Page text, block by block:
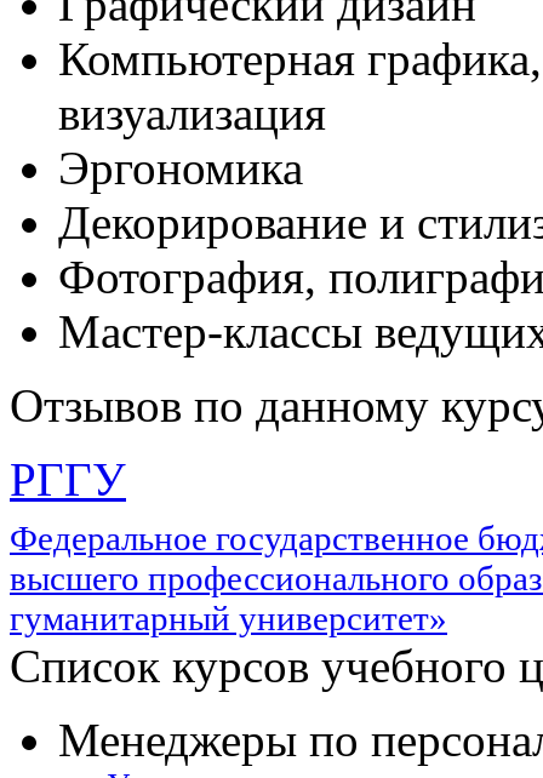
Компьютерная
визуализация
Эргономика
Декорирование и
Фотография,
Мастер-классы
Отзывов по данному
РГГУ
Федеральное государственное
высшего профессионального
гуманитарный университет»
Список курсов учебного
Менеджеры по